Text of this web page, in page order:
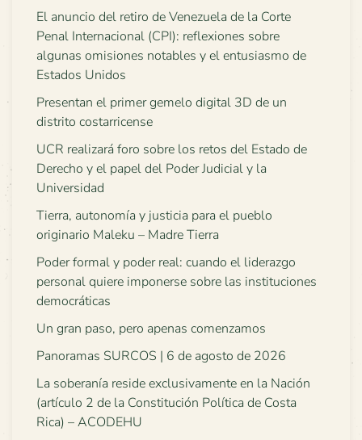
El anuncio del retiro de Venezuela de la Corte
Penal Internacional (CPI): reflexiones sobre
algunas omisiones notables y el entusiasmo de
Estados Unidos
Presentan el primer gemelo digital 3D de un
distrito costarricense
UCR realizará foro sobre los retos del Estado de
Derecho y el papel del Poder Judicial y la
Universidad
Tierra, autonomía y justicia para el pueblo
originario Maleku – Madre Tierra
Poder formal y poder real: cuando el liderazgo
personal quiere imponerse sobre las instituciones
democráticas
Un gran paso, pero apenas comenzamos
Panoramas SURCOS | 6 de agosto de 2026
La soberanía reside exclusivamente en la Nación
(artículo 2 de la Constitución Política de Costa
Rica) – ACODEHU